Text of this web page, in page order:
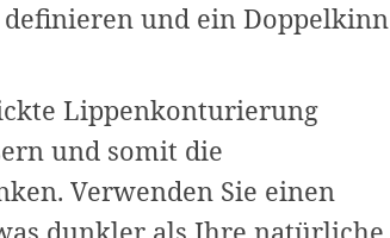
definieren und ein Doppelkinn
Lippenkonturierung
und somit die
Verwenden Sie einen